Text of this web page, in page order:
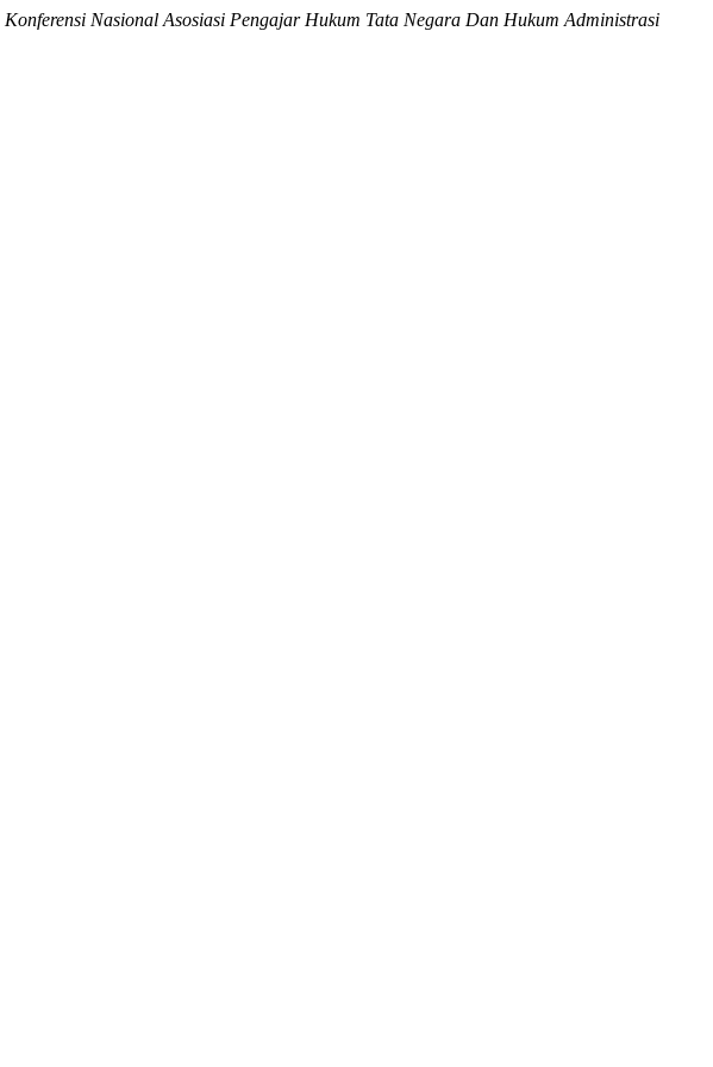
Konferensi Nasional Asosiasi Pengajar Hukum Tata Negara Dan Hukum Administrasi